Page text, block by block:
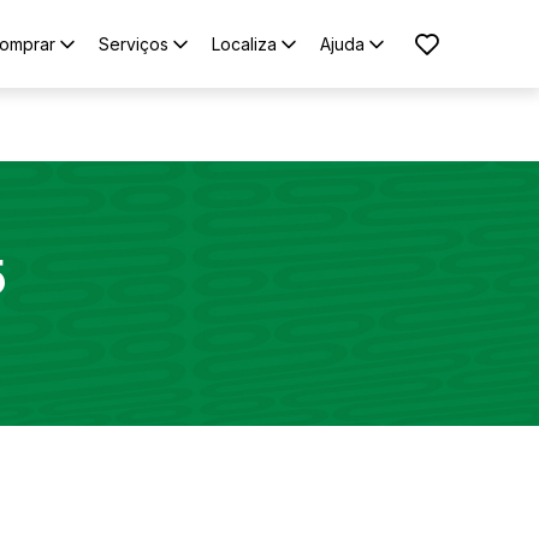
Serviços Localiza Ajuda